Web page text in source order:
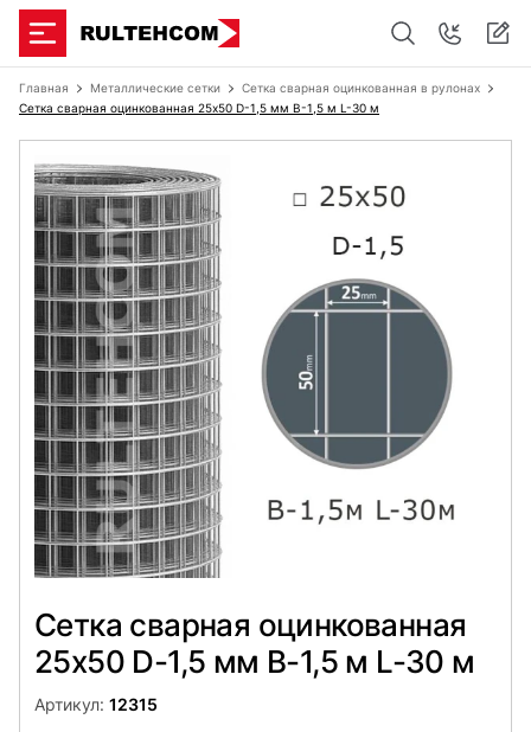
Главная Металлические сетки
Сетка сварная оцинкованная в рулонах
Сетка сварная оцинкованная 25х50 D-1,5 мм B-1,5 м L-30 м
Сетка сварная оцинкованная
25х50 D-1,5 мм B-1,5 м L-30 м
Артикул: 12315